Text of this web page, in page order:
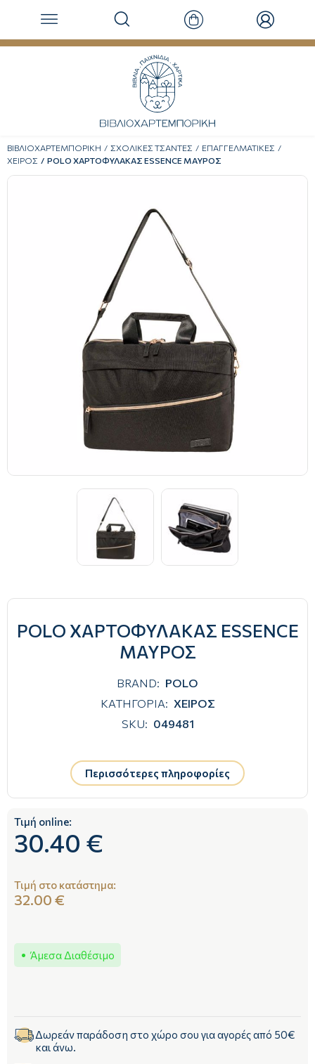
ΒΙΒΛΙΟΧΑΡΤΕΜΠΟΡΙΚΗ ΣΧΟΛΙΚΕΣ ΤΣΑΝΤΕΣ
ΕΠΑΓΓΕΛΜΑΤΙΚΕΣ
ΧΕΙΡΟΣ
POLO ΧΑΡΤΟΦΥΛΑΚΑΣ ESSENCE ΜΑΥΡΟΣ
POLO ΧΑΡΤΟΦΥΛΑΚΑΣ ESSENCE
ΜΑΥΡΟΣ
BRAND: POLO
ΚΑΤΗΓΟΡΙΑ: ΧΕΙΡΟΣ
SKU: 049481
Περισσότερες πληροφορίες
Τιμή online:
30.40 €
Τιμή στο κατάστημα:
32.00 €
Άμεσα Διαθέσιμο
Δωρεάν παράδοση στο χώρο σου για αγορές από 50€
και άνω.